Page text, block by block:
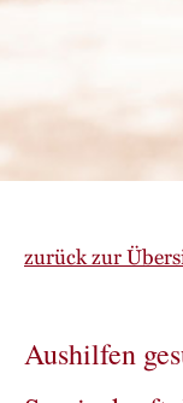
zurück zur
Aushilfen